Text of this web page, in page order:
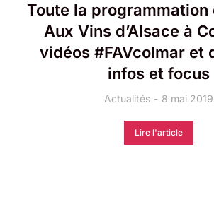
Toute la programmation
Aux Vins d’Alsace à
vidéos #FAVcolmar et
infos et focus
Actualités 8 mai 2019
Lire l'article